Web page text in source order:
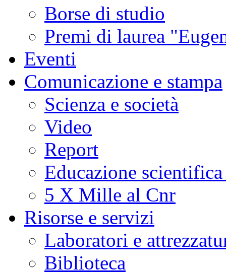
Borse di studio
Premi di laurea
Eventi
Comunicazione e stampa
Scienza e società
Video
Report
Educazione
5 X Mille al Cnr
Risorse e servizi
Laboratori e
Biblioteca